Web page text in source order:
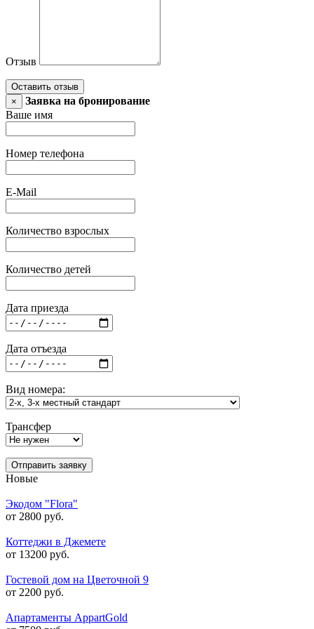
Отзыв
Оставить отзыв
×
Заявка на бронирование
Ваше имя
Номер телефона
E-Mail
Количество взрослых
Количество детей
Дата приезда
Дата отъезда
Вид номера:
Трансфер
Отправить заявку
Новые
Экодом "Flora"
от 2800 руб.
Коттеджи в Джемете
от 13200 руб.
Гостевой дом на Цветочной 9
от 2200 руб.
Апартаменты AppartGold